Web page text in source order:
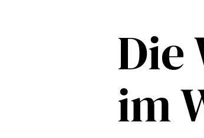
Die
im